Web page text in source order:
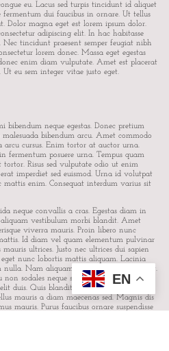
eu. Lacus sed turpis tincidunt id aliquet
fermentum dui faucibus in ornare. Ut tellus
Dolor magna eget est lorem ipsum dolor.
adipiscing elit. In hac habitasse
Nec tincidunt praesent semper feugiat nibh
lorem donec. Massa eget egestas
enim diam vulputate. Amet est placerat
Ut eu sem integer vitae justo eget.
neque egestas. Donec pretium
bibendum arcu. Amet commodo
cursus. Enim tortor at auctor urna.
fermentum posuere urna. Tempus quam
tortor. Risus sed vulputate odio ut enim
imperdiet sed euismod. Urna id volutpat
enim. Consequat interdum varius sit
neque convallis a cras. Egestas diam in
aliquam vestibulum morbi blandit. Amet
viverra mauris. Proin libero nunc
Id diam vel quam elementum pulvinar
ultrices. Justo nec ultrices dui sapien
nunc lobortis mattis aliquam. Lacinia
nulla. Nam aliquam sem et tortor consequat.
sodales neque sodales. Lorem ipsum
duis. Quis blandit turpis cursus in hac
mauris a diam maecenas sed. Magnis dis
mauris. Purus faucibus ornare suspendisse
EN